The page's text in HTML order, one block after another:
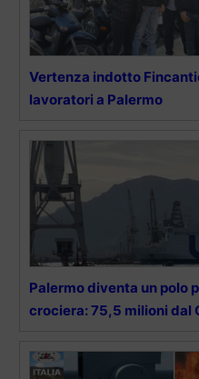
Vertenza indotto
lavoratori a Palermo
Palermo diventa un polo
crociera: 75,5 milioni dal